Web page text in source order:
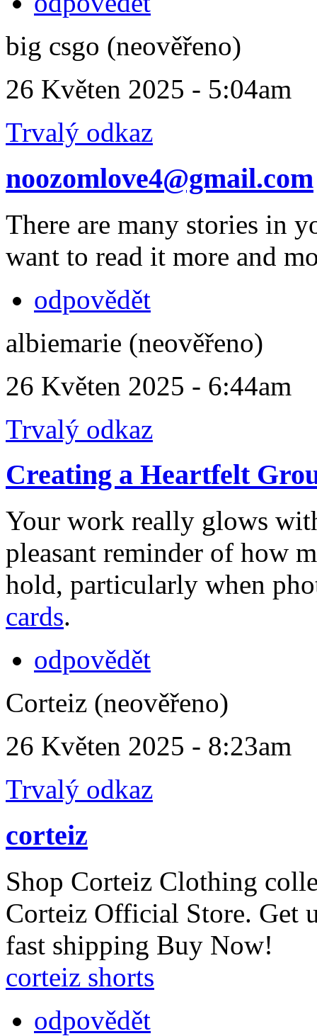
big csgo (neověřeno)
26 Květen 2025 - 5:04am
Trvalý odkaz
noozomlove4@gmail.com
There are many stories in
want to read it more and
odpovědět
albiemarie (neověřeno)
26 Květen 2025 - 6:44am
Trvalý odkaz
Creating a Heartfelt
Your work really glows
pleasant reminder of how
hold, particularly when
cards.
odpovědět
Corteiz (neověřeno)
26 Květen 2025 - 8:23am
Trvalý odkaz
corteiz
Shop Corteiz Clothing
Corteiz Official Store. Get
fast shipping Buy Now!
corteiz shorts
odpovědět